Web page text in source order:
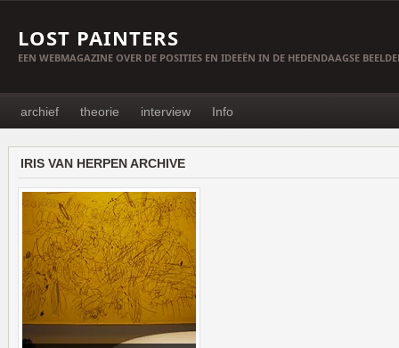
LOST PAINTERS
EEN WEBMAGAZINE OVER DE POSITIES EN IDEEËN IN DE HEDENDAAGSE
archief theorie interview Info
IRIS VAN HERPEN ARCHIVE